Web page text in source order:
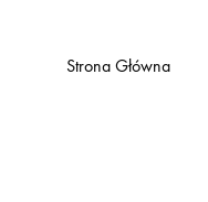
Strona Główna